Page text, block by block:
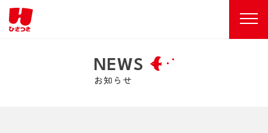
NEWS
お知らせ